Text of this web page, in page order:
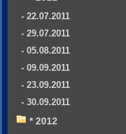
- 22.07.2011
- 29.07.2011
- 05.08.2011
- 09.09.2011
- 23.09.2011
- 30.09.2011
* 2012